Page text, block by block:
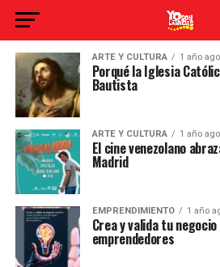
ARTE Y CULTURA 1 año ago
Porqué la Iglesia
Bautista
ARTE Y CULTURA 1 año ago
El cine venezolano
Madrid
EMPRENDIMIENTO 1 año
Crea y valida tu
emprendedores